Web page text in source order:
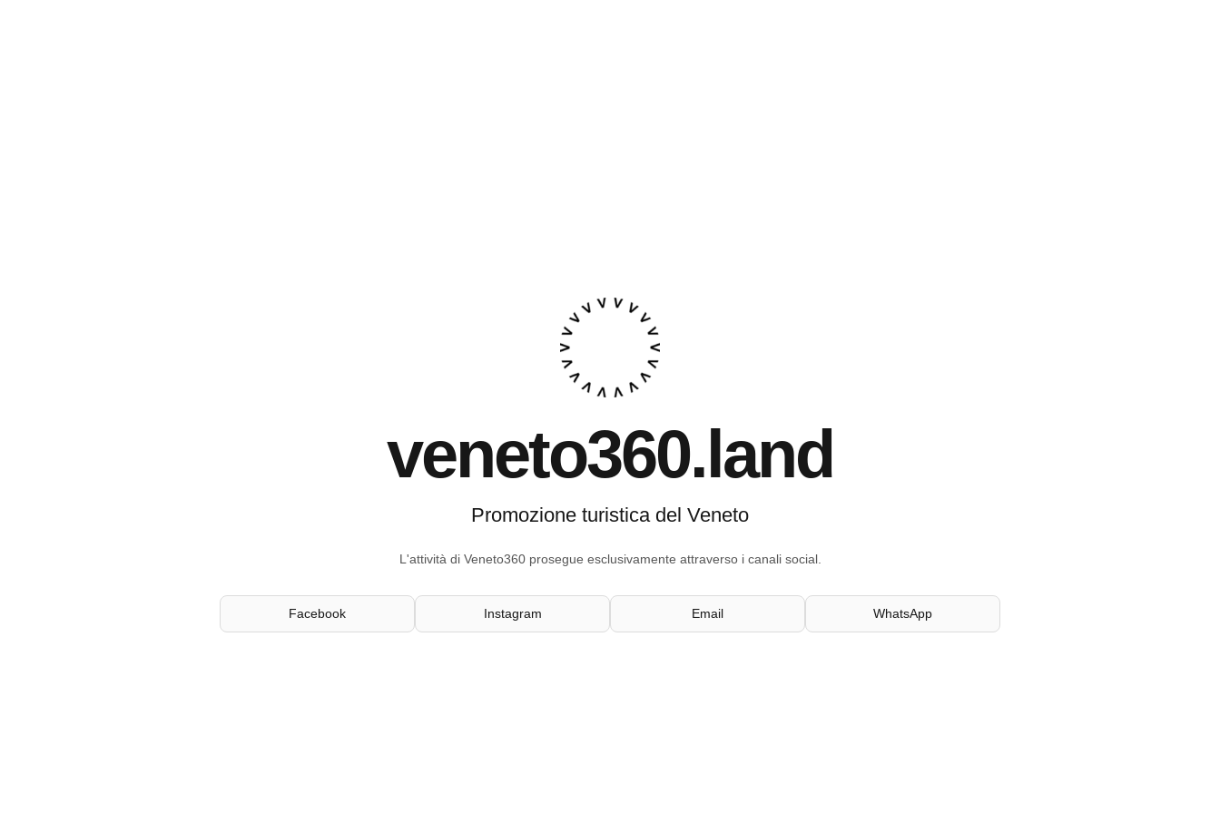
veneto360.land
Promozione turistica del Veneto
L'attività di Veneto360 prosegue esclusivamente attraverso i canali social.
Facebook Instagram Email WhatsApp